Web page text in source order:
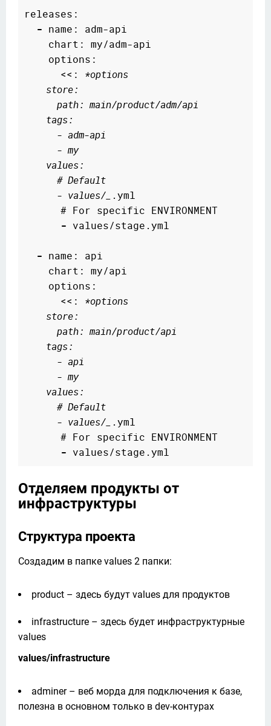
releases:
- name: adm-api
    chart: my/adm-api
    options:
      <<:
*options
    store:
      path: main/product/adm/api
    tags:
      - adm-api
      - my
    values:
      # Default
      - values/_
.yml
      # For specific ENVIRONMENT
- values/stage.yml
- name: api
    chart: my/api
    options:
      <<:
*options
    store:
      path: main/product/api
    tags:
      - api
      - my
    values:
      # Default
      - values/_
.yml
      # For specific ENVIRONMENT
-
Отделяем продукты от
инфраструктуры
Структура проекта
Создадим в папке values 2 папки:
product – здесь будут values для продуктов
infrastructure – здесь будет инфраструктурные
values
values/infrastructure
adminer – веб морда для подключения к базе,
полезна в основном только в dev-контурах